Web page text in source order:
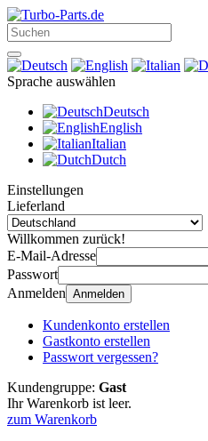
Sprache auswählen
Deutsch
English
Italian
Dutch
Einstellungen
Lieferland
Willkommen zurück!
E-Mail-Adresse
Passwort
Anmelden Anmelden
Kundenkonto erstellen
Gastkonto erstellen
Passwort vergessen?
Kundengruppe: Gast
Ihr Warenkorb ist leer.
zum Warenkorb